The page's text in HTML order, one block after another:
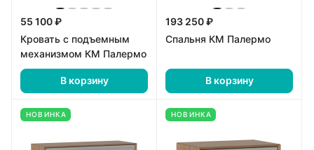
55 100 ₽
Кровать с подъемным
механизмом КМ Палермо
В корзину
193 250 ₽
Спальня КМ Палермо
В корзину
НОВИНКА НОВИНКА